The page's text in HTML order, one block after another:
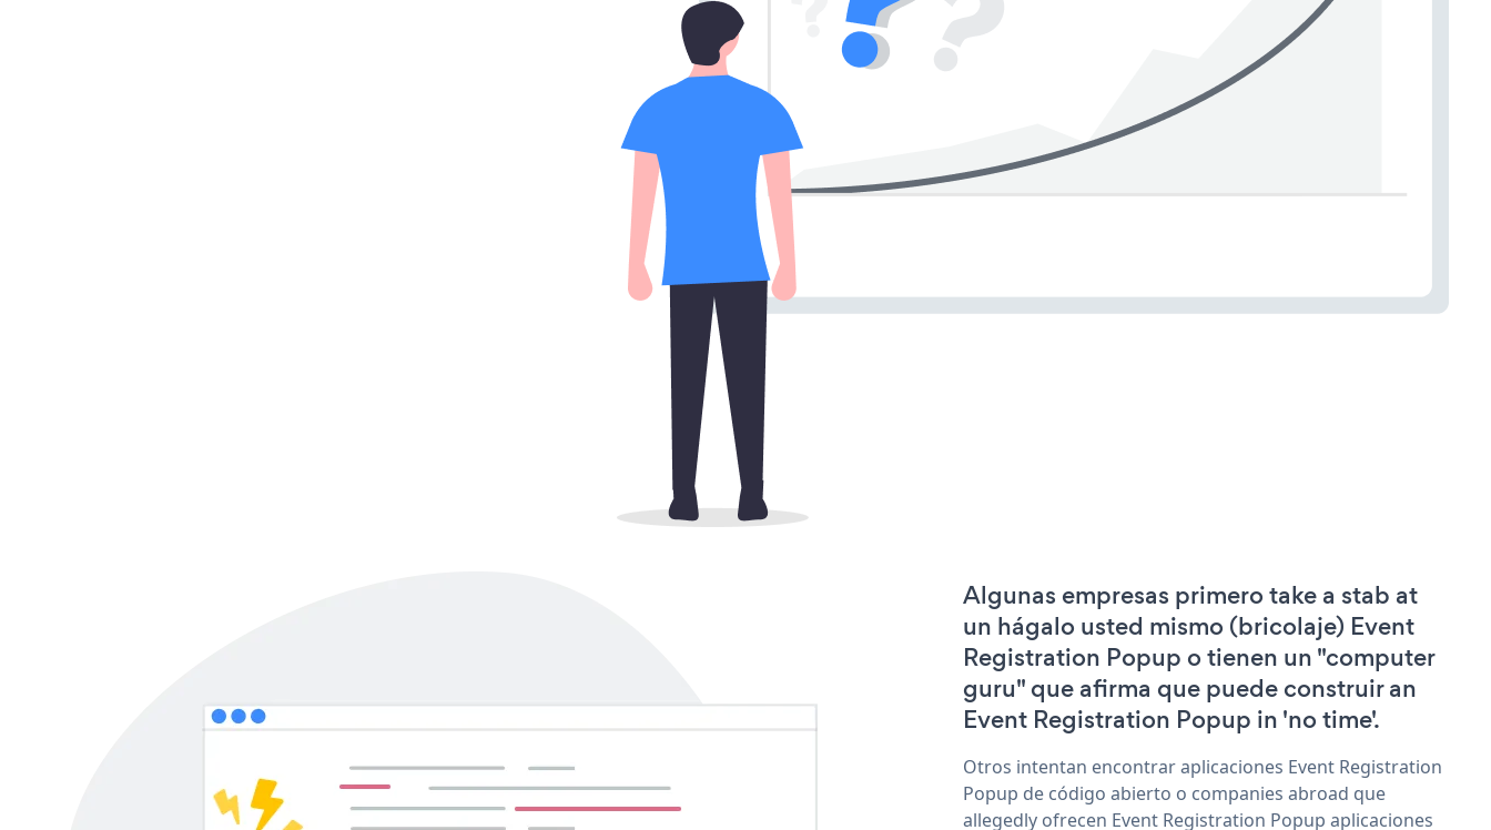
Algunas empresas primero take a stab at
un hágalo usted mismo (bricolaje) Event
Registration Popup o tienen un "computer
guru" que afirma que puede construir an
Event Registration Popup in 'no time'.
Otros intentan encontrar aplicaciones Event Registration
Popup de código abierto o companies abroad que
allegedly ofrecen Event Registration Popup aplicaciones